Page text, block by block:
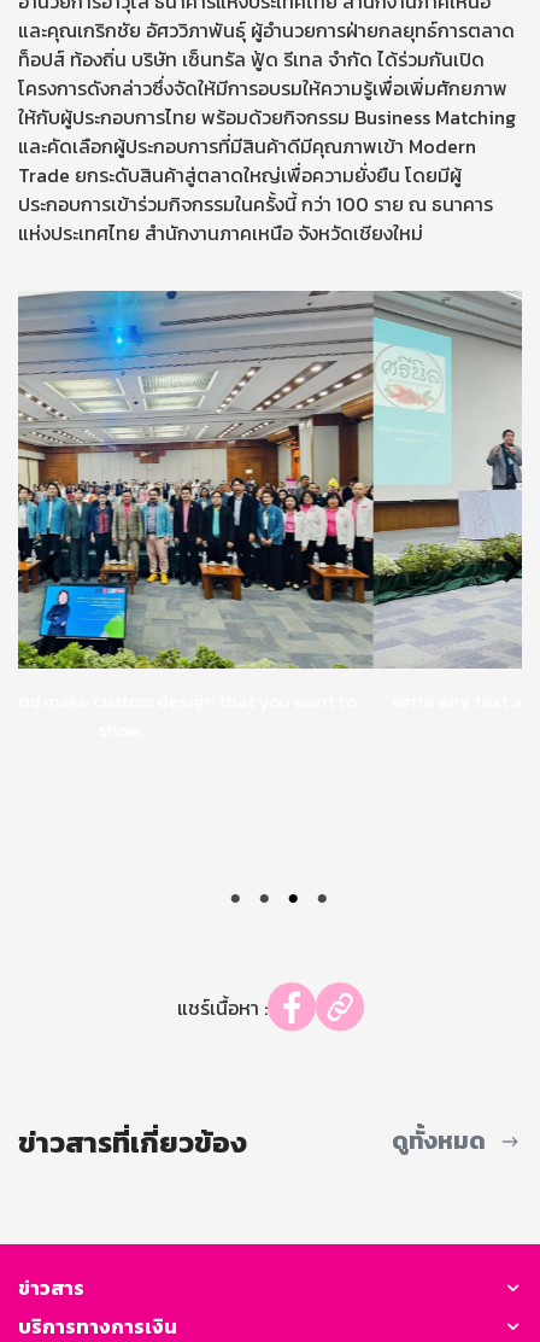
และคุณเกริกชัย อัศววิภาพันธุ์ ผู้อำนวยการฝ่ายกลยุทธ์การตลาด
ท็อปส์ ท้องถิ่น บริษัท เซ็นทรัล ฟู้ด รีเทล จำกัด ได้ร่วมกันเปิด
โครงการดังกล่าวซึ่งจัดให้มีการอบรมให้ความรู้เพื่อเพิ่มศักยภาพ
ให้กับผู้ประกอบการไทย พร้อมด้วยกิจกรรม Business Matching
และคัดเลือกผู้ประกอบการที่มีสินค้าดีมีคุณภาพเข้า Modern
Trade ยกระดับสินค้าสู่ตลาดใหญ่เพื่อความยั่งยืน โดยมีผู้
ประกอบการเข้าร่วมกิจกรรมในครั้งนี้ กว่า 100 ราย ณ ธนาคาร
แห่งประเทศไทย สำนักงานภาคเหนือ จังหวัดเชียงใหม่
แชร์เนื้อหา :
ข่าวสารที่เกี่ยวข้อง ดูทั้งหมด
ข่าวสาร
บริการทางการเงิน